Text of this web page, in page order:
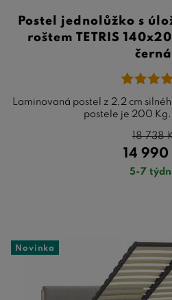
Postel jednolůžko s
roštem TETRIS
černá
Laminovaná postel z 2,2 cm
postele je 200
14 990
18 738
5-7
Novinka